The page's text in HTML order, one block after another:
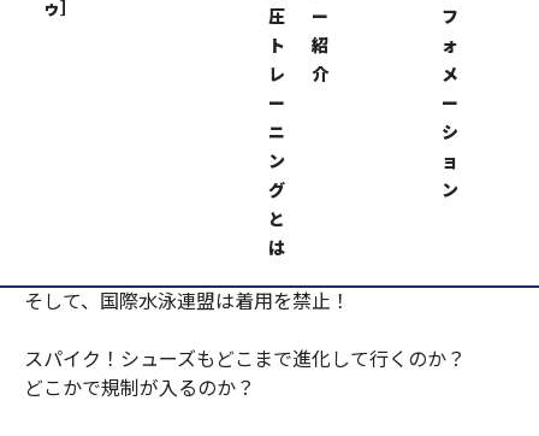
圧
ト
レ
ー
ニ
ン
グ
と
は
ー
紹
介
フ
ォ
メ
ー
シ
ョ
ン
私がやっていた現役時代とは全然違う！？
最近、注目を浴びているナイキのマラソンシューズ！
次に出るシューズ５万円とか！？凄い！
１０年前位、水着で『レーザーレーサー』という商品が
これを着て日本記録がたくさん出た！
そして、国際水泳連盟は着用を禁止！
スパイク！シューズもどこまで進化して行くのか？
どこかで規制が入るのか？